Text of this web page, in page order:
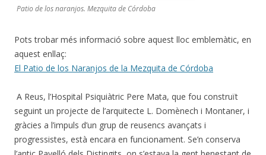
Patio de los naranjos. Mezquita de Córdoba
Pots trobar més informació sobre aquest lloc emblemàtic, en
aquest enllaç:
El Patio de los Naranjos de la Mezquita de Córdoba
A Reus, l’Hospital Psiquiàtric Pere Mata, que fou construït
seguint un projecte de l’arquitecte L. Domènech i Montaner, i
gràcies a l’impuls d’un grup de reusencs avançats i
progressistes, està encara en funcionament. Se’n conserva